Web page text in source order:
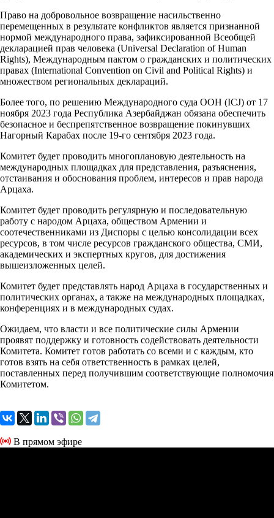
Право на добровольное возвращение насильственно
перемещенных в результате конфликтов является признанной
нормой международного права, зафиксированной Всеобщей
декларацией прав человека (Universal Declaration of Human
Rights), Международным пактом о гражданских и политических
правах (International Convention on Civil and Political Rights) и
множеством региональных деклараций.
Более того, по решению Международного суда ООН (ICJ) от 17
ноября 2023 года Республика Азербайджан обязана обеспечить
безопасное и беспрепятственное возвращение покинувших
Нагорный Карабах после 19-го сентября 2023 года.
Комитет будет проводить многоплановую деятельность на
международных площадках для представления, разъяснения,
отстаивания и обоснования проблем, интересов и прав народа
Арцаха.
Комитет будет проводить регулярную и последовательную
работу с народом Арцаха, обществом Армении и
соотечественниками из Диспоры с целью консолидации всех
ресурсов, в том числе ресурсов гражданского общества, СМИ,
академических и экспертных кругов, для достижения
вышеизложенных целей.
Комитет будет представлять народ Арцаха в государственных и
политических органах, а также на международных площадках,
конференциях и в международных судах.
Ожидаем, что власти и все политические силы Армении
проявят поддержку и готовность содействовать деятельности
Комитета. Комитет готов работать со всеми и с каждым, кто
готов взять на себя ответственность в рамках целей,
поставленных перед получившим соответствующие полномочия
Комитетом.
В прямом эфире